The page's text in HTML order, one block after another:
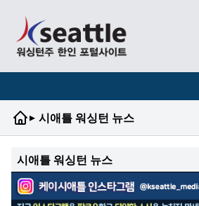
▸ 시애틀 워싱턴 뉴스
시애틀 워싱턴 뉴스